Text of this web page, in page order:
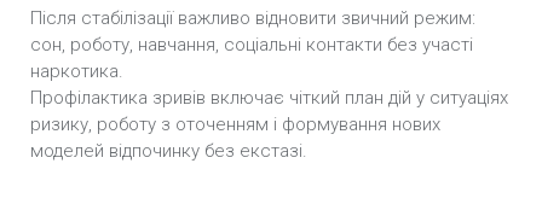
Після стабілізації важливо відновити звичний режим:
сон, роботу, навчання, соціальні контакти без участі
наркотика.
Профілактика зривів включає чіткий план дій у ситуаціях
ризику, роботу з оточенням і формування нових
моделей відпочинку без екстазі.